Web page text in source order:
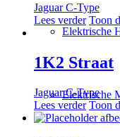
Elektrische
Elektrische
Jaguar C-Type
Lees verder Toon
1K2 Straat
Jaguar C-Type
Lees verder Toon